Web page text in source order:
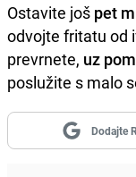
Ostavite još pet
odvojte fritatu od
prevrnete, uz
poslužite s malo
Dodajte